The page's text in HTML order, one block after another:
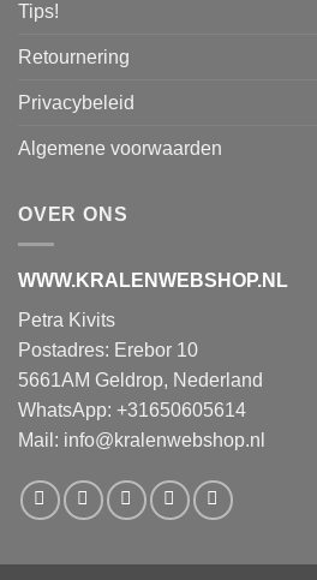
Tips!
Retournering
Privacybeleid
Algemene voorwaarden
OVER ONS
WWW.KRALENWEBSHOP.NL
Petra Kivits
Postadres: Erebor 10
5661AM Geldrop, Nederland
WhatsApp: +31650605614
Mail: info@kralenwebshop.nl